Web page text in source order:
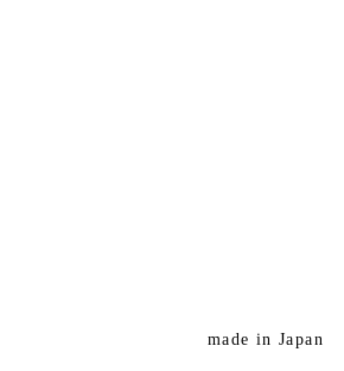
made in Japan